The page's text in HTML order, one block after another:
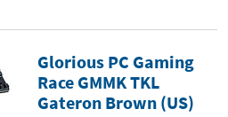
Glorious PC Gaming
Race GMMK TKL
Gateron Brown (US)